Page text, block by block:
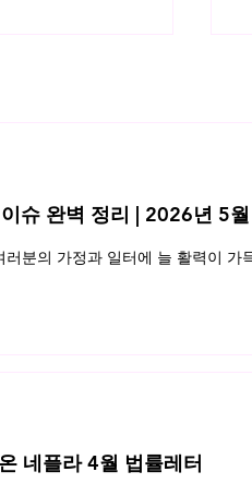
산업진흥법 해설
슈 완벽 정리 | 2026년 5
분의 가정과 일터에 늘 활력이 가
네플라 4월 법률레터